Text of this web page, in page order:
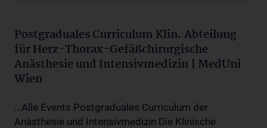
Postgraduales Curriculum Klin. Abteilung
für Herz-Thorax-Gefäßchirurgische
Anästhesie und Intensivmedizin | MedUni
Wien
...Alle Events Postgraduales Curriculum der
Anästhesie und Intensivmedizin Die Klinische